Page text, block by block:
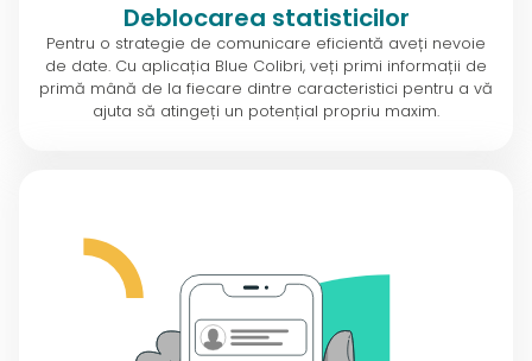
Deblocarea statisticilor
Pentru o strategie de comunicare eficientă aveți nevoie
de date. Cu aplicația Blue Colibri, veți primi informații de
primă mână de la fiecare dintre caracteristici pentru a vă
ajuta să atingeți un potențial propriu maxim.